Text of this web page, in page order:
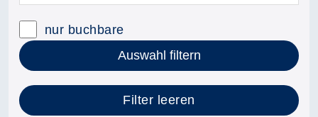
nur buchbare
Auswahl filtern
Filter leeren